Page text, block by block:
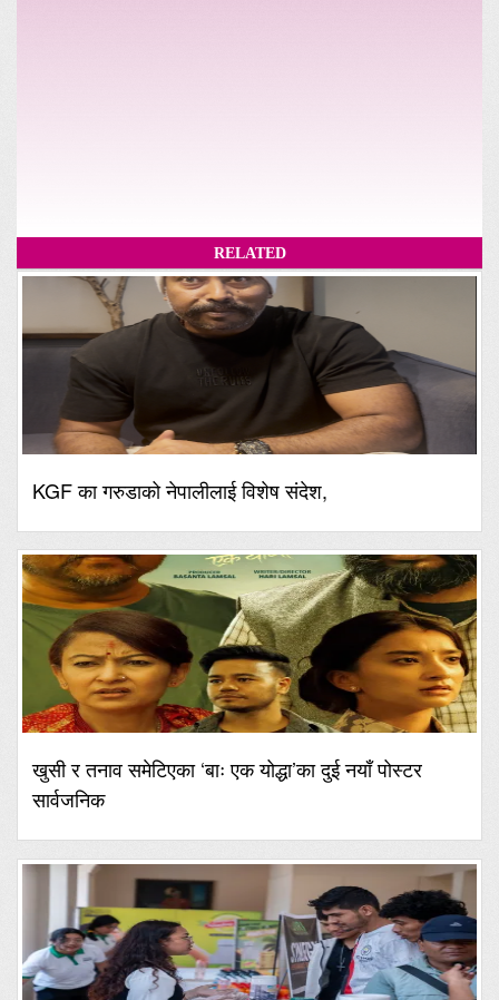
RELATED
KGF का गरुडाको नेपालीलाई विशेष संदेश,
खुसी र तनाव समेटिएका ‘बाः एक योद्धा’का दुई नयाँ पोस्टर
सार्वजनिक